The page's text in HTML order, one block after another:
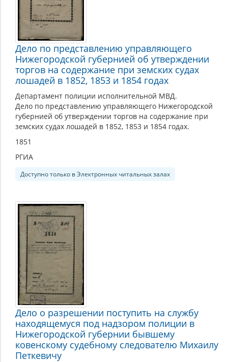
Дело по представлению управляющего
Нижегородской губернией об утверждении
торгов на содержание при земских судах
лошадей в 1852, 1853 и 1854 годах
Департамент полиции исполнительной МВД.
Дело по представлению управляющего Нижегородской
губернией об утверждении торгов на содержание при
земских судах лошадей в 1852, 1853 и 1854 годах.
1851
РГИА
Доступно только в Электронных читальных залах
Дело о разрешении поступить на службу
находящемуся под надзором полиции в
Нижегородской губернии бывшему
ковенскому судебному следователю Михаилу
Петкевичу